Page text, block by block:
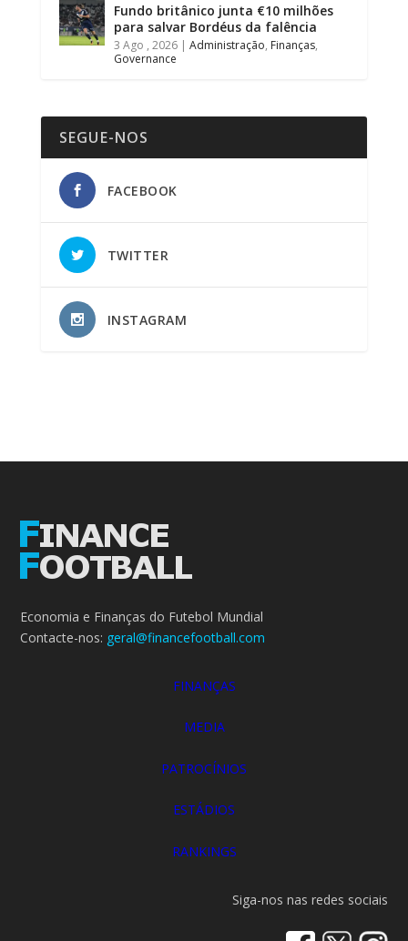
Fundo britânico junta €10 milhões
para salvar Bordéus da falência
3 Ago , 2026| Administração, Finanças,
Governance
SEGUE-NOS
FACEBOOK
TWITTER
INSTAGRAM
Economia e Finanças do Futebol Mundial
Contacte-nos: geral@financefootball.com
FINANÇAS
MEDIA
PATROCÍNIOS
ESTÁDIOS
RANKINGS
Siga-nos nas redes sociais